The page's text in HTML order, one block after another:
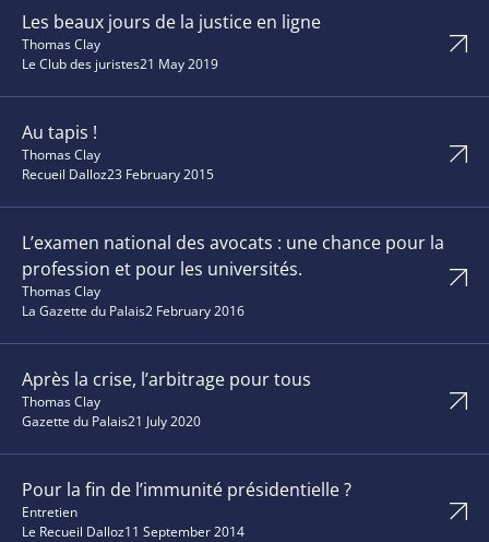
Les beaux jours de la justice en ligne
Thomas Clay
Le Club des juristes21 May 2019
Au tapis !
Thomas Clay
Recueil Dalloz23 February 2015
L’examen national des avocats : une chance pour la
profession et pour les universités.
Thomas Clay
La Gazette du Palais2 February 2016
Après la crise, l’arbitrage pour tous
Thomas Clay
Gazette du Palais21 July 2020
Pour la fin de l’immunité présidentielle ?
Entretien
Le Recueil Dalloz11 September 2014